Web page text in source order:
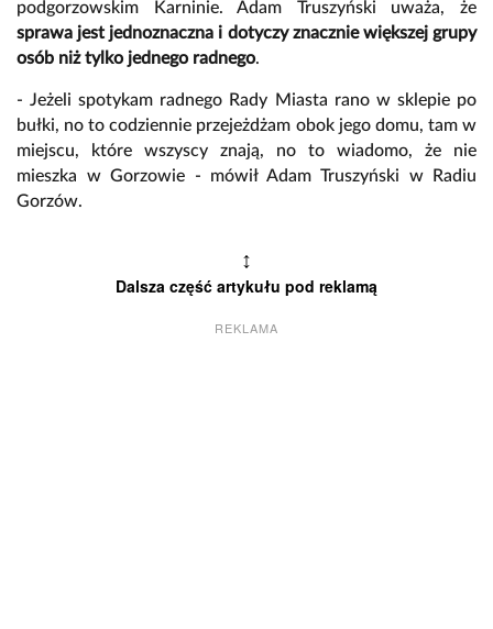
podgorzowskim Karninie. Adam Truszyński uważa, że
sprawa jest jednoznaczna i dotyczy znacznie większej grupy
osób niż tylko jednego radnego.
- Jeżeli spotykam radnego Rady Miasta rano w sklepie po
bułki, no to codziennie przejeżdżam obok jego domu, tam w
miejscu, które wszyscy znają, no to wiadomo, że nie
mieszka w Gorzowie - mówił Adam Truszyński w Radiu
Gorzów.
↕
Dalsza część artykułu pod reklamą
REKLAMA